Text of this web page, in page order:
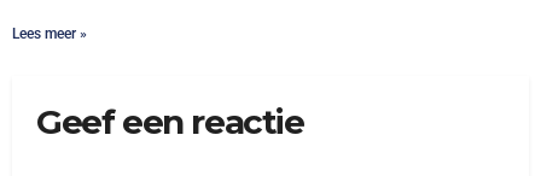
Lees meer »
Geef een reactie